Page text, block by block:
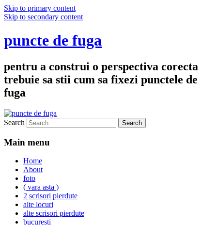
Skip to primary content
Skip to secondary content
puncte de fuga
pentru a construi o perspectiva corecta
trebuie sa stii cum sa fixezi punctele de
fuga
Search
Main menu
Home
About
foto
( vara asta )
2 scrisori pierdute
alte locuri
alte scrisori pierdute
bucuresti